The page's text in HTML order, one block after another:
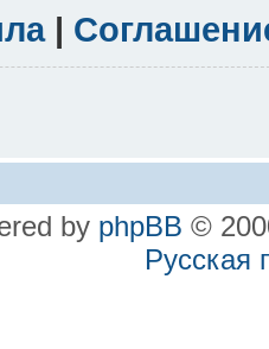
|
by phpBB ©
Русская